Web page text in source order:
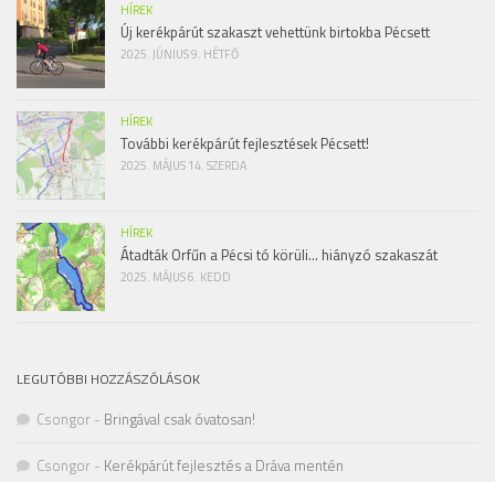
HÍREK
Új kerékpárút szakaszt vehettünk birtokba Pécsett
2025. JÚNIUS 9. HÉTFŐ
HÍREK
További kerékpárút fejlesztések Pécsett!
2025. MÁJUS 14. SZERDA
HÍREK
Átadták Orfűn a Pécsi tó körüli… hiányzó szakaszát
2025. MÁJUS 6. KEDD
LEGUTÓBBI HOZZÁSZÓLÁSOK
Csongor - Bringával csak óvatosan!
Csongor - Kerékpárút fejlesztés a Dráva mentén